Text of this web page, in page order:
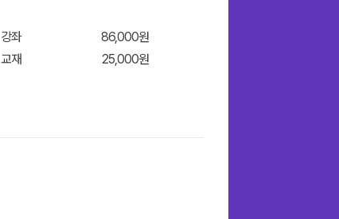
강좌
86,000원
교재
25,000원